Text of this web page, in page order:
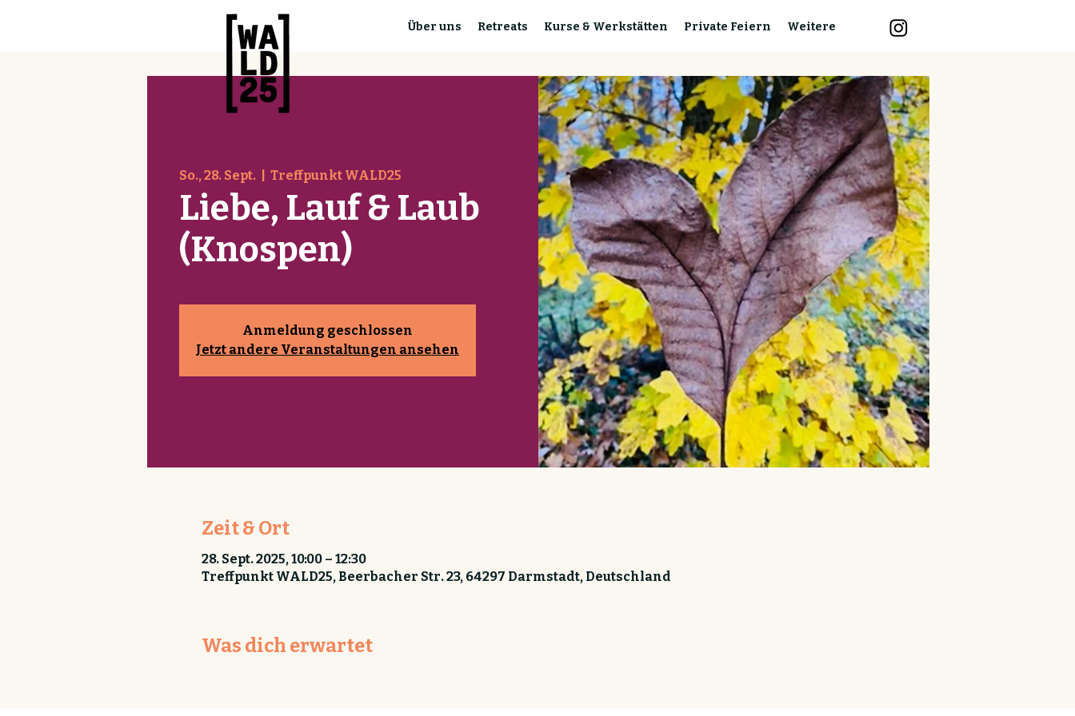
Über uns Retreats Kurse & Werkstätten Private Feiern Weitere
So., 28. Sept. Treffpunkt WALD25
Liebe, Lauf & Laub
(Knospen)
Anmeldung geschlossen
Jetzt andere Veranstaltungen ansehen
Zeit & Ort
28. Sept. 2025, 10:00 – 12:30
Treffpunkt WALD25, Beerbacher Str. 23, 64297 Darmstadt, Deutschland
Was dich erwartet